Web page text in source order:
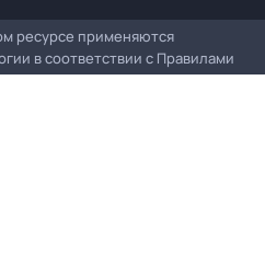
ресурсе применяются
в соответствии с Правилами